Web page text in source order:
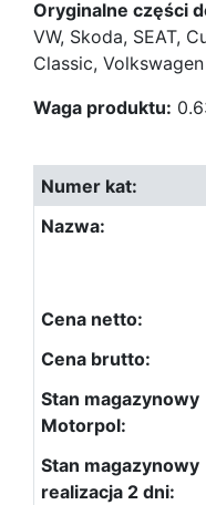
Oryginalne części
VW, Skoda, SEAT,
Classic,
Waga produktu: